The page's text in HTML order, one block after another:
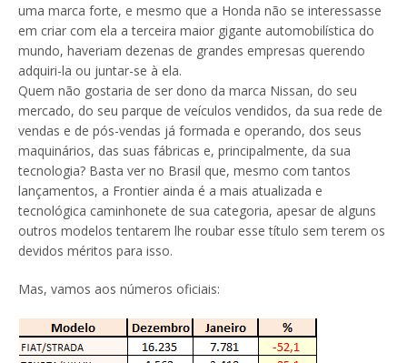
uma marca forte, e mesmo que a Honda não se interessasse
em criar com ela a terceira maior gigante automobilística do
mundo, haveriam dezenas de grandes empresas querendo
adquiri-la ou juntar-se à ela.
Quem não gostaria de ser dono da marca Nissan, do seu
mercado, do seu parque de veículos vendidos, da sua rede de
vendas e de pós-vendas já formada e operando, dos seus
maquinários, das suas fábricas e, principalmente, da sua
tecnologia? Basta ver no Brasil que, mesmo com tantos
lançamentos, a Frontier ainda é a mais atualizada e
tecnológica caminhonete de sua categoria, apesar de alguns
outros modelos tentarem lhe roubar esse título sem terem os
devidos méritos para isso.
Mas, vamos aos números oficiais: